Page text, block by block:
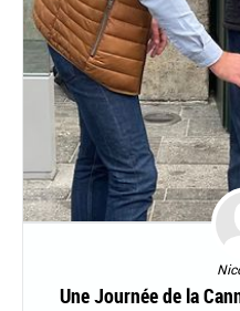
Une Journée de la